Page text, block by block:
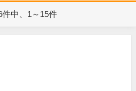
件中、 1～15件